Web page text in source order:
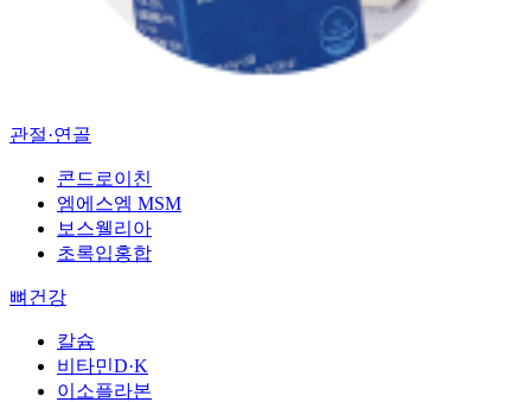
관절·연골
콘드로이친
엠에스엠 MSM
보스웰리아
초록입홍합
뼈건강
칼슘
비타민D·K
이소플라본